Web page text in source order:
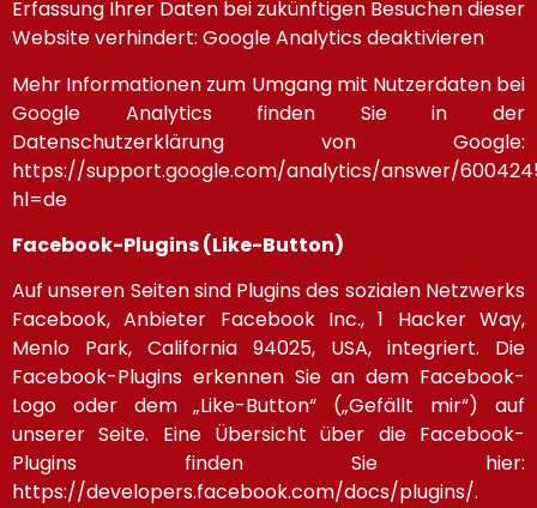
Erfassung Ihrer Daten bei zukünftigen Besuchen dieser
Website verhindert: Google Analytics deaktivieren
Mehr Informationen zum Umgang mit Nutzerdaten bei
Google Analytics finden Sie in der
Datenschutzerklärung von Google:
https://support.google.com/analytics/answer/
hl=de
Facebook-Plugins (Like-Button)
Auf unseren Seiten sind Plugins des sozialen Netzwerks
Facebook, Anbieter Facebook Inc., 1 Hacker Way,
Menlo Park, California 94025, USA, integriert. Die
Facebook-Plugins erkennen Sie an dem Facebook-
Logo oder dem „Like-Button“ („Gefällt mir“) auf
unserer Seite. Eine Übersicht über die Facebook-
Plugins finden Sie hier:
https://developers.facebook.com/docs/plugins/.